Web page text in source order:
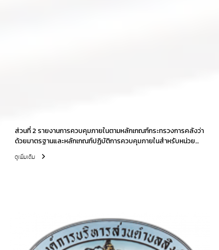
ส่วนที่ 2 รายงานการควบคุมภายในตามหลักเกณฑ์กระทรวงการคลังว่า
ด้วยมาตรฐานและหลักเกณฑ์ปฏิบัติการควบคุมภายในสำหรับหน่วย
งานของรัฐ พ.ศ.2561 (ประจำปีงบประมาณ 2566)
ดูเพิ่มเติม